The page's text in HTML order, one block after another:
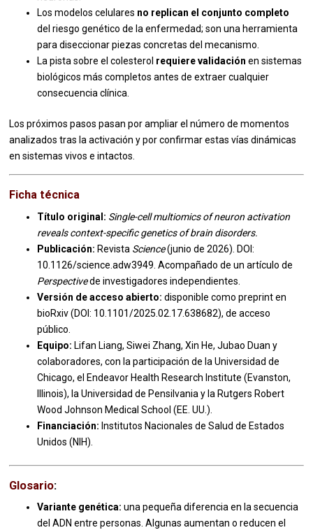
Los modelos celulares no replican el conjunto completo
del riesgo genético de la enfermedad; son una herramienta
para diseccionar piezas concretas del mecanismo.
La pista sobre el colesterol requiere validación en sistemas
biológicos más completos antes de extraer cualquier
consecuencia clínica.
Los próximos pasos pasan por ampliar el número de momentos
analizados tras la activación y por confirmar estas vías dinámicas
en sistemas vivos e intactos.
Ficha técnica
Título original: Single-cell multiomics of neuron activation
reveals context-specific genetics of brain disorders.
Publicación: Revista Science(junio de 2026). DOI:
10.1126/science.adw3949. Acompañado de un artículo de
Perspectivede investigadores independientes.
Versión de acceso abierto: disponible como preprint en
bioRxiv (DOI: 10.1101/2025.02.17.638682), de acceso
público.
Equipo: Lifan Liang, Siwei Zhang, Xin He, Jubao Duan y
colaboradores, con la participación de la Universidad de
Chicago, el Endeavor Health Research Institute (Evanston,
Illinois), la Universidad de Pensilvania y la Rutgers Robert
Wood Johnson Medical School (EE. UU.).
Financiación: Institutos Nacionales de Salud de Estados
Unidos (NIH).
Glosario:
Variante genética: una pequeña diferencia en la secuencia
del ADN entre personas. Algunas aumentan o reducen el